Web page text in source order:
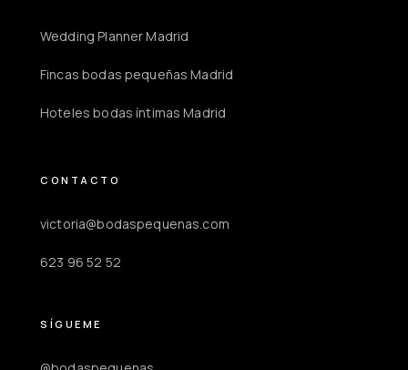
Wedding Planner Madrid
Fincas bodas pequeñas Madrid
Hoteles bodas íntimas Madrid
CONTACTO
victoria@bodaspequenas.com
623 96 52 52
SÍGUEME